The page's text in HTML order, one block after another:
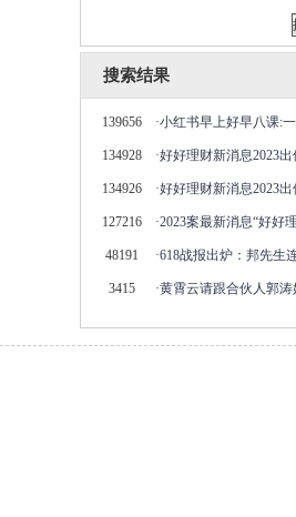
搜索结果
139656 ·小红书早上好早八课:
134928 ·好好理财新消息2023
134926 ·好好理财新消息2023
127216 ·2023案最新消息“​好好
48191 ·618战报出炉：邦先生
3415 ·黄霄云请跟合伙人郭